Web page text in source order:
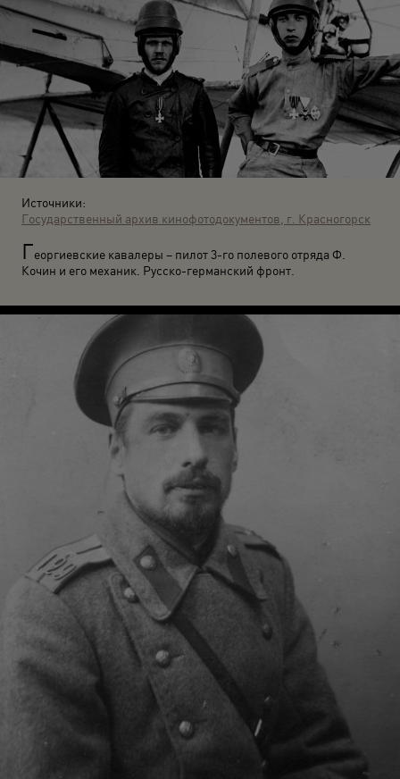
Источники:
Государственный архив кинофотодокументов, г. Красногорск
Георгиевские кавалеры – пилот 3-го полевого отряда Ф.
Кочин и его механик. Русско-германский фронт.